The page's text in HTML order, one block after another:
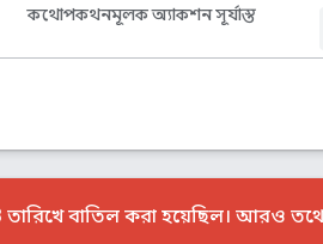
কথোপকথনমূলক অ্যাকশন সূর্যাস্ত
বাতিল করা হয়েছিল। আরও